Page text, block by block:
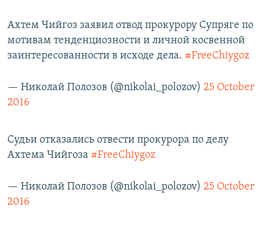
ІНФОГРАФІКА
ДОЛУЧАЙСЯ!
Усі сайти RFE/RL
Ахтем Чийгоз заявил отвод прокурору Супряге по
мотивам тенденциозности и личной косвенной
заинтересованности в исходе дела. #FreeChiygoz
— Николай Полозов (@nikolai_polozov) 25 October
2016
Судьи отказались отвести прокурора по делу
Ахтема Чийгоза #FreeChiygoz
— Николай Полозов (@nikolai_polozov) 25 October
2016